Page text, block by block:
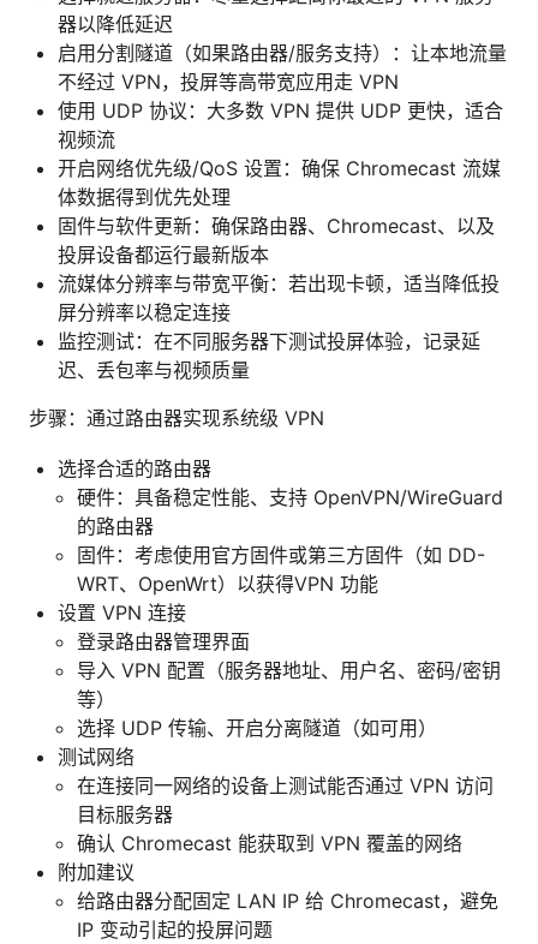
器以降低延迟
启用分割隧道（如果路由器/服务支持）：让本地流量
不经过 VPN，投屏等高带宽应用走 VPN
使用 UDP 协议：大多数 VPN 提供 UDP 更快，适合
视频流
开启网络优先级/QoS 设置：确保 Chromecast 流媒
体数据得到优先处理
固件与软件更新：确保路由器、Chromecast、以及
投屏设备都运行最新版本
流媒体分辨率与带宽平衡：若出现卡顿，适当降低投
屏分辨率以稳定连接
监控测试：在不同服务器下测试投屏体验，记录延
迟、丢包率与视频质量
步骤：通过路由器实现系统级 VPN
选择合适的路由器
硬件：具备稳定性能、支持 OpenVPN/WireGuard
的路由器
固件：考虑使用官方固件或第三方固件（如 DD-
WRT、OpenWrt）以获得VPN 功能
设置 VPN 连接
登录路由器管理界面
导入 VPN 配置（服务器地址、用户名、密码/密钥
等）
选择 UDP 传输、开启分离隧道（如可用）
测试网络
在连接同一网络的设备上测试能否通过 VPN 访问
目标服务器
确认 Chromecast 能获取到 VPN 覆盖的网络
附加建议
给路由器分配固定 LAN IP 给 Chromecast，避免
IP 变动引起的投屏问题